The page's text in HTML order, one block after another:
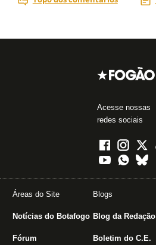
Acesse nossas
redes sociais
Áreas do Site
Notícias do Botafogo
Fórum
Blogs
Blog da Redação
Boletim do C.E.